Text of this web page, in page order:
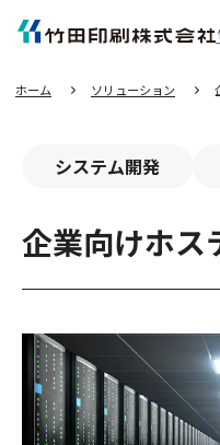
ホーム ソリューション
システム開発
企業向けホス